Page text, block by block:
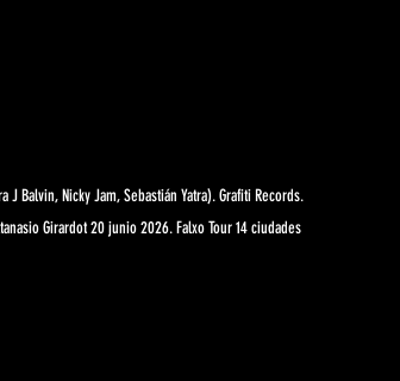
Balvin, Nicky Jam, Sebastián Yatra). Grafiti Records.
Girardot 20 junio 2026. Falxo Tour 14 ciudades